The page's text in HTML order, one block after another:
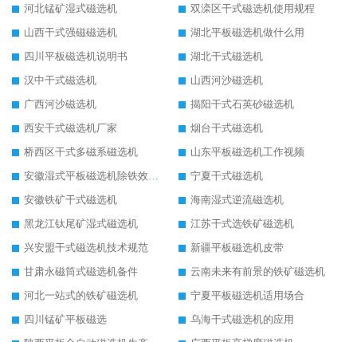
河北锰矿湿式磁选机
双滦区干式磁选机使用规程
山西干式强磁磁选机
湖北平板磁选机做什么用
四川平板磁选机说明书
湖北干式磁选机
汉中干式磁选机
山西河沙磁选机
广西河沙磁选机
揭阳干式石英砂磁选机
西安干式磁选机厂家
烟台干式磁选机
桥西区干式多磁系磁选机
山东平板磁选机工作视频
安徽湿式平板磁选机除铁效果怎么样
宁夏干式磁选机
安徽铁矿干式磁选机
海南湿式逆流磁选机
黑龙江钛尾矿湿式磁选机
江苏干式选铁矿磁选机
兴安盟干式磁选机技术规范
新疆平板磁选机皮带
甘肃永磁筒式磁选机备件
云南未来有前景的铁矿磁选机
河北一站式的铁矿磁选机
宁夏平板磁选机适用场合
四川锰矿平板磁选
乌海干式磁选机的应用